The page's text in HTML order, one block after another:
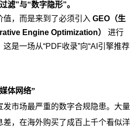
滤”与“数字隐形”。
值，而是来到了必须引入 GEO（生
Engine Optimization）
进行
是一场从“PDF收录”向“AI引擎推荐
体网络”
发市场最严重的数字合规隐患。大量
差，在海外购买了成百上千个看似洋